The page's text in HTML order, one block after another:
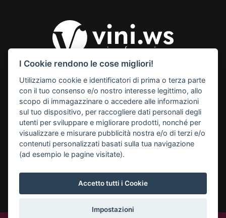
© 2026 Vini Webstore
Linkness
Via Miranese, 448, 30174
Mestre Venezia Italy
M. info@vini.ws
P.I. 03255760278
I Cookie rendono le cose migliori!
Utilizziamo cookie e identificatori di prima o terza parte
con il tuo consenso e/o nostro interesse legittimo, allo
scopo di immagazzinare o accedere alle informazioni
sul tuo dispositivo, per raccogliere dati personali degli
utenti per sviluppare e migliorare prodotti, nonché per
visualizzare e misurare pubblicità nostra e/o di terzi e/o
contenuti personalizzati basati sulla tua navigazione
(ad esempio le pagine visitate).
Accetto tutti i Cookie
Impostazioni